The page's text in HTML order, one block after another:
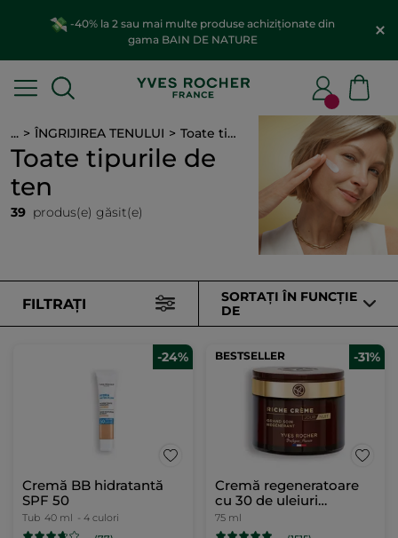
-40% la 2 sau mai multe produse achiziționate din
gama BAIN DE NATURE
... ÎNGRIJIREA TENULUI Toate tipurile de ten
Toate tipurile de
ten
39 produs(e) găsit(e)
FILTRAȚI
SORTAȚI ÎN FUNCȚIE
DE
-24%
Cremă BB hidratantă
SPF 50
Tub 40 ml - 4 culori
BESTSELLER -31%
Cremă regeneratoare
cu 30 de uleiuri
preţioase cutie 75 ml
75 ml